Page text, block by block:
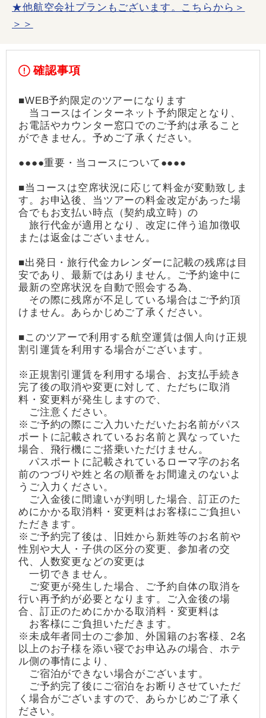
★他航空会社プランもございます。こちらから＞
＞＞
確認事項
■WEB予約限定のツアーになります
当コースはインターネット予約限定となり、
お電話やカウンター窓口でのご予約は承ること
ができません。予めご了承ください。
●●●●重要・当コースについて●●●●
■当コースは空席状況に応じて料金が変動致しま
す。お申込後、当ツアーの料金改定があった場
合でもお支払い時点（契約成立時）の
旅行代金が適用となり、改定に伴う追加徴収
または返金はございません。
■出発日・旅行代金カレンダーに記載の残席は目
安であり、最新ではありません。ご予約途中に
最新の空席状況を自動で照会する為、
その際に残席が不足している場合はご予約頂
けません。あらかじめご了承ください。
■このツアーで利用する航空運賃は個人向け正規
割引運賃を利用する場合がございます。
※正規割引運賃を利用する場合、お支払手続き
完了後の取消や変更に対して、ただちに取消
料・変更料が発生しますので、
ご注意ください。
※ご予約の際にご入力いただいたお名前がパス
ポートに記載されているお名前と異なっていた
場合、飛行機にご搭乗いただけません。
パスポートに記載されているローマ字のお名
前のつづりや姓と名の順番をお間違えのないよ
うご入力ください。
ご入金後に間違いが判明した場合、訂正のた
めにかかる取消料・変更料はお客様にご負担い
ただきます。
※ご予約完了後は、旧姓から新姓等のお名前や
性別や大人・子供の区分の変更、参加者の交
代、人数変更などの変更は
一切できません。
ご変更が発生した場合、ご予約自体の取消を
行い再予約が必要となります。ご入金後の場
合、訂正のためにかかる取消料・変更料は
お客様にご負担いただきます。
※未成年者同士のご参加、外国籍のお客様、2名
以上のお子様を添い寝でお申込みの場合、ホテ
ル側の事情により、
ご宿泊ができない場合がございます。
ご予約完了後にご宿泊をお断りさせていただ
く場合がございますので、あらかじめご了承く
ださい。